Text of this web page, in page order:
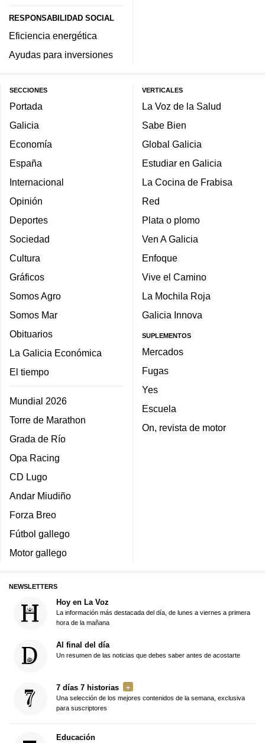
RESPONSABILIDAD SOCIAL
Eficiencia energética
Ayudas para inversiones
SECCIONES
Portada
Galicia
Economía
España
Internacional
Opinión
Deportes
Sociedad
Cultura
Gráficos
Somos Agro
Somos Mar
Obituarios
La Galicia Económica
El tiempo
Mundial 2026
Torre de Marathon
Grada de Río
Opa Racing
CD Lugo
Andar Miudiño
Forza Breo
Fútbol gallego
Motor gallego
VERTICALES
La Voz de la Salud
Sabe Bien
Global Galicia
Estudiar en Galicia
La Cocina de Frabisa
Red
Plata o plomo
Ven A Galicia
Enfoque
Vive el Camino
La Mochila Roja
Galicia Innova
SUPLEMENTOS
Mercados
Fugas
Yes
Escuela
On, revista de motor
NEWSLETTERS
Hoy en La Voz
La información más destacada del día, de lunes a viernes a primera
hora de la mañana
Al final del día
Un resumen de las noticias que debes saber antes de acostarte
7 días 7 historias
Una selección de los mejores contenidos de la semana, exclusiva
para suscriptores
Educación